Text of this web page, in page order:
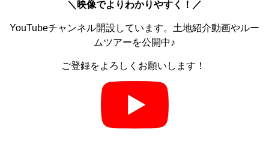
＼ 映像でよりわかりやすく！／
YouTubeチャンネル開設しています。土地紹介動画やルー
ムツアーを公開中♪
ご登録をよろしくお願いします！